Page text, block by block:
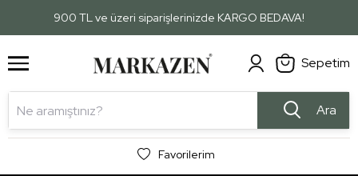
900 TL ve üzeri siparişlerinizde KARGO BEDAVA!
Sepetim
Ara
Favorilerim